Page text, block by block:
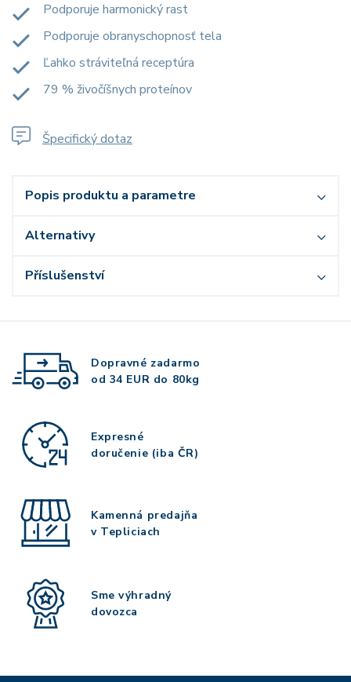
Podporuje harmonický rast
Podporuje obranyschopnosť tela
Ľahko stráviteľná receptúra
79 % živočíšnych proteínov
Špecifický dotaz
Popis produktu a parametre
Alternativy
Příslušenství
Dopravné zadarmo
od 34 EUR do 80kg
Expresné
doručenie (iba ČR)
Kamenná predajňa
v Tepliciach
Sme výhradný
dovozca